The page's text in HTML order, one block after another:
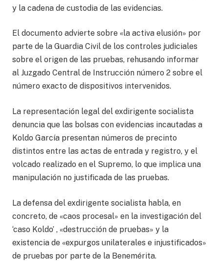
y la cadena de custodia de las evidencias.
El documento advierte sobre «la activa elusión» por
parte de la Guardia Civil de los controles judiciales
sobre el origen de las pruebas, rehusando informar
al Juzgado Central de Instrucción número 2 sobre el
número exacto de dispositivos intervenidos.
La representación legal del exdirigente socialista
denuncia que las bolsas con evidencias incautadas a
Koldo García presentan números de precinto
distintos entre las actas de entrada y registro, y el
volcado realizado en el Supremo, lo que implica una
manipulación no justificada de las pruebas.
La defensa del exdirigente socialista habla, en
concreto, de «caos procesal» en la investigación del
‘caso Koldo’ , «destrucción de pruebas» y la
existencia de «expurgos unilaterales e injustificados»
de pruebas por parte de la Benemérita.